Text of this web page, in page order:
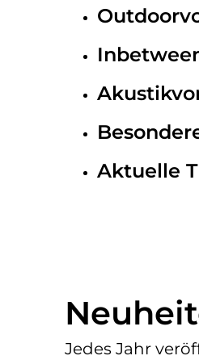
Aktuelle
Jedes Jahr